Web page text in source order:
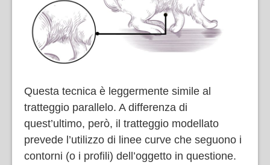
Questa tecnica è leggermente simile al
tratteggio parallelo. A differenza di
quest’ultimo, però, il tratteggio modellato
prevede l’utilizzo di linee curve che seguono i
contorni (o i profili) dell’oggetto in questione.